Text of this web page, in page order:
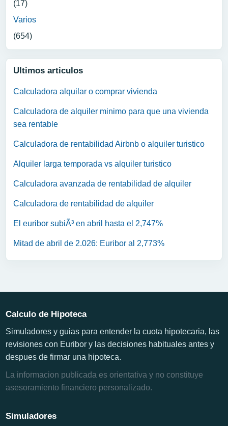
(17)
Varios
(654)
Ultimos articulos
Calculadora alquilar o comprar vivienda
Calculadora de alquiler minimo para que una vivienda
sea rentable
Calculadora de rentabilidad Airbnb o alquiler turistico
Alquiler larga temporada vs alquiler turistico
Calculadora avanzada de rentabilidad de alquiler
Calculadora de rentabilidad de alquiler
El euribor subiÃ³ en abril hasta el 2,747%
Mitad de abril de 2.026: Euribor al 2,773%
Calculo de Hipoteca
Simuladores y guias para entender la cuota hipotecaria, las
revisiones con Euribor y las decisiones habituales antes y
despues de firmar una hipoteca.
La informacion publicada es orientativa y no constituye
asesoramiento financiero personalizado.
Simuladores